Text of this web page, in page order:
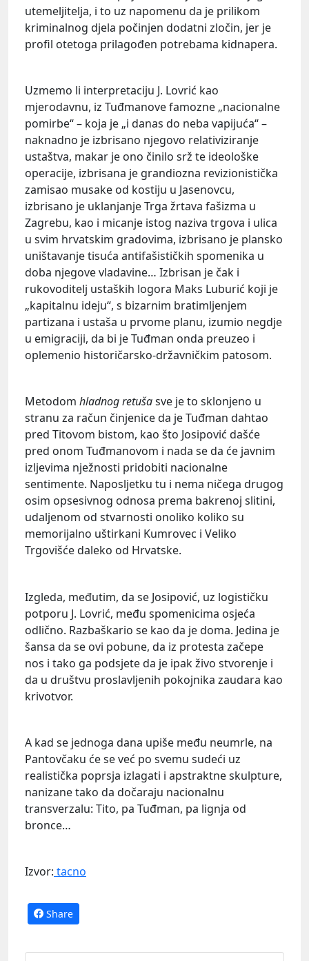
utemeljitelja, i to uz napomenu da je prilikom
kriminalnog djela počinjen dodatni zločin, jer je
profil otetoga prilagođen potrebama kidnapera.
Uzmemo li interpretaciju J. Lovrić kao
mjerodavnu, iz Tuđmanove famozne „nacionalne
pomirbe“ – koja je „i danas do neba vapijuća“ –
naknadno je izbrisano njegovo relativiziranje
ustaštva, makar je ono činilo srž te ideološke
operacije, izbrisana je grandiozna revizionistička
zamisao musake od kostiju u Jasenovcu,
izbrisano je uklanjanje Trga žrtava fašizma u
Zagrebu, kao i micanje istog naziva trgova i ulica
u svim hrvatskim gradovima, izbrisano je plansko
uništavanje tisuća antifašističkih spomenika u
doba njegove vladavine… Izbrisan je čak i
rukovoditelj ustaških logora Maks Luburić koji je
„kapitalnu ideju“, s bizarnim bratimljenjem
partizana i ustaša u prvome planu, izumio negdje
u emigraciji, da bi je Tuđman onda preuzeo i
oplemenio historičarsko-državničkim patosom.
Metodom hladnogretušasve je to sklonjeno u
stranu za račun činjenice da je Tuđman dahtao
pred Titovom bistom, kao što Josipović dašće
pred onom Tuđmanovom i nada se da će javnim
izljevima nježnosti pridobiti nacionalne
sentimente. Naposljetku tu i nema ničega drugog
osim opsesivnog odnosa prema bakrenoj slitini,
udaljenom od stvarnosti onoliko koliko su
memorijalno uštirkani Kumrovec i Veliko
Trgovišće daleko od Hrvatske.
Izgleda, međutim, da se Josipović, uz logističku
potporu J. Lovrić, među spomenicima osjeća
odlično. Razbaškario se kao da je doma. Jedina je
šansa da se ovi pobune, da iz protesta začepe
nos i tako ga podsjete da je ipak živo stvorenje i
da u društvu proslavljenih pokojnika zaudara kao
krivotvor.
A kad se jednoga dana upiše među neumrle, na
Pantovčaku će se već po svemu sudeći uz
realistička poprsja izlagati i apstraktne skulpture,
nanizane tako da dočaraju nacionalnu
transverzalu: Tito, pa Tuđman, pa lignja od
bronce…
Izvor: tacno
Share